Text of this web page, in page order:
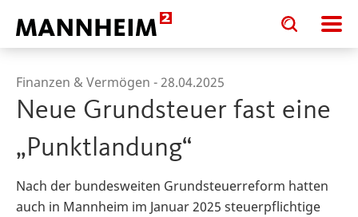
Toggle
search
input
Toggle
search
input
Finanzen & Vermögen -28.04.2025
Neue Grundsteuer fast eine
„Punktlandung“
Nach der bundesweiten Grundsteuerreform hatten
auch in Mannheim im Januar 2025 steuerpflichtige